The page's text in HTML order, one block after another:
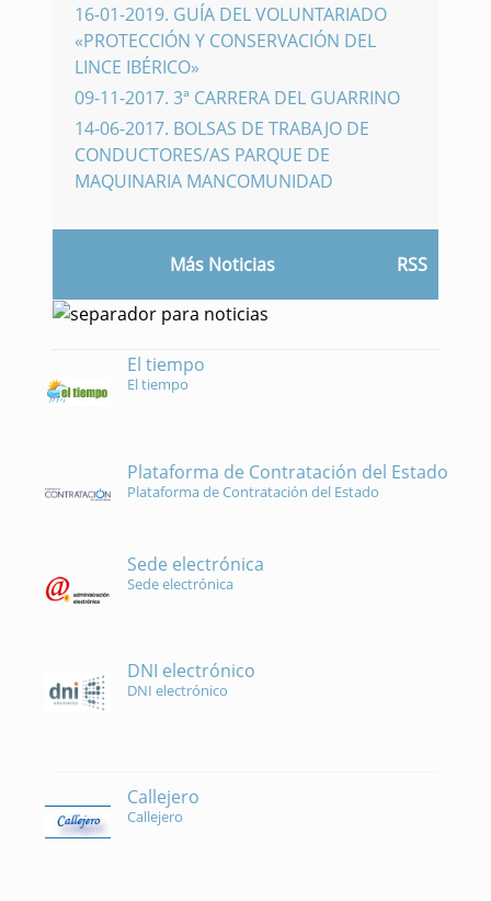
16-01-2019. GUÍA DEL VOLUNTARIADO
«PROTECCIÓN Y CONSERVACIÓN DEL
LINCE IBÉRICO»
09-11-2017. 3ª CARRERA DEL GUARRINO
14-06-2017. BOLSAS DE TRABAJO DE
CONDUCTORES/AS PARQUE DE
MAQUINARIA MANCOMUNIDAD
Más Noticias RSS
El tiempo
El tiempo
Plataforma de Contratación del Estado
Plataforma de Contratación del Estado
Sede electrónica
Sede electrónica
DNI electrónico
DNI electrónico
Callejero
Callejero